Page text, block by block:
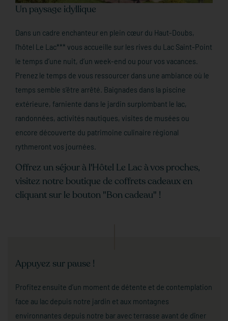
Un paysage idyllique
Dans un cadre enchanteur en plein cœur du Haut-Doubs,
l’hôtel Le Lac*** vous accueille sur les rives du Lac Saint-Point
le temps d’une nuit, d’un week-end ou pour vos vacances.
Prenez le temps de vous ressourcer dans une ambiance où le
temps semble s’être arrêté. Baignades dans la piscine
extérieure, farniente dans le jardin surplombant le lac,
randonnées, activités nautiques, visites de musées ou
encore découverte du patrimoine culinaire régional
rythmeront vos journées.
Offrez un séjour à l'Hôtel Le Lac à vos proches,
visitez notre boutique de coffrets cadeaux en
cliquant sur le bouton "Bon cadeau" !
Appuyez sur pause !
Profitez ensuite d’un moment de détente et de contemplation
face au lac depuis notre jardin et aux montagnes
environnantes depuis notre bar avec terrasse avant de dîner